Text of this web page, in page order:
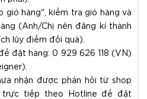
giỏ hàng", kiểm tra giỏ hàng và
(Anh/Chị nên đăng kí thành
lũy điểm đổi quà).
đặt hàng: 0 929 626 118 (VN)
nhận được phản hồi từ shop
trực tiếp theo Hotline để đặt